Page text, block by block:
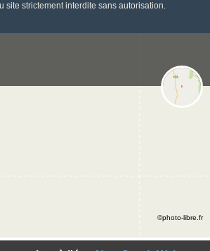
site strictement interdite sans autorisation.
©photo-libre.fr